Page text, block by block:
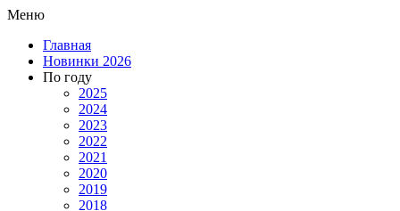
Меню
Главная
Новинки 2026
По году
2025
2024
2023
2022
2021
2020
2019
2018